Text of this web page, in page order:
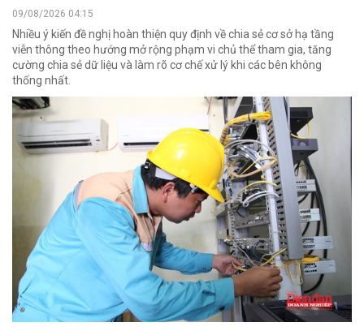
09/08/2026 04:15
Nhiều ý kiến đề nghị hoàn thiện quy định về chia sẻ cơ sở hạ tầng
viễn thông theo hướng mở rộng phạm vi chủ thể tham gia, tăng
cường chia sẻ dữ liệu và làm rõ cơ chế xử lý khi các bên không
thống nhất.